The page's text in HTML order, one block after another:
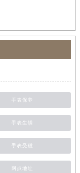
手表保养
手表生锈
手表受磁
网点地址